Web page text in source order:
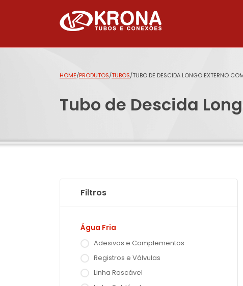
HOME/PRODUTOS/TUBOS/TUBO DE DESCIDA LONGO EXTERNO
Tubo de Descida
Filtros
Água Fria
Adesivos e Complementos
Registros e Válvulas
Linha Roscável